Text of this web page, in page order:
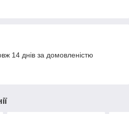
14 днів за домовленістю